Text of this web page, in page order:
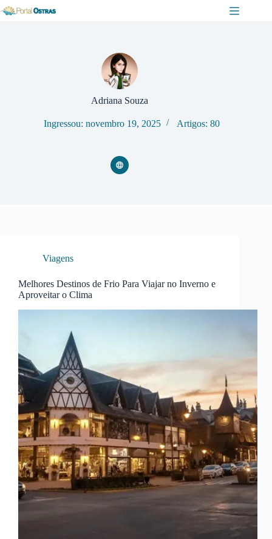
Pular
para
Adriana Souza
Ingressou: novembro 19, 2025 Artigos: 80
Viagens
Melhores Destinos de Frio Para Viajar no Inverno e
Aproveitar o Clima